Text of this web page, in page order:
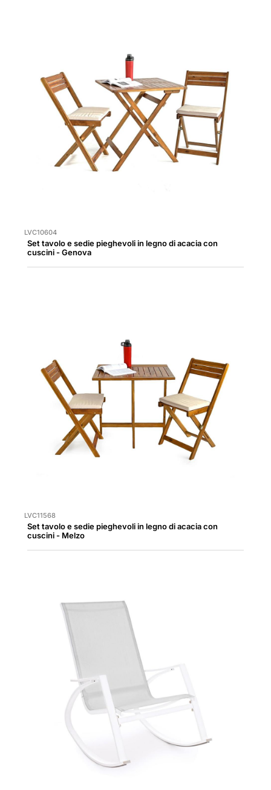
LVC10604
Set tavolo e sedie pieghevoli in legno di acacia con
cuscini - Genova
LVC11568
Set tavolo e sedie pieghevoli in legno di acacia con
cuscini - Melzo